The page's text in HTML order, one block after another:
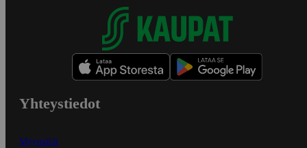
Yhteystiedot
Myymälät